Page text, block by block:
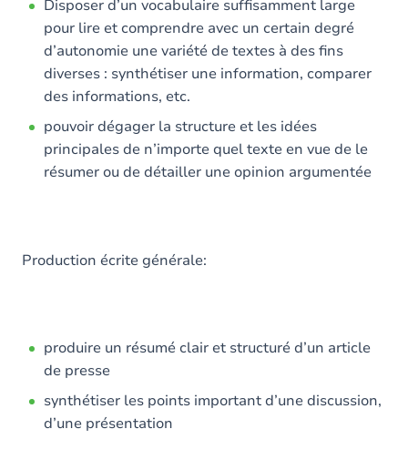
Disposer d’un vocabulaire suffisamment large
pour lire et comprendre avec un certain degré
d’autonomie une variété de textes à des fins
diverses : synthétiser une information, comparer
des informations, etc.
pouvoir dégager la structure et les idées
principales de n’importe quel texte en vue de le
résumer ou de détailler une opinion argumentée
Production écrite générale:
produire un résumé clair et structuré d’un article
de presse
synthétiser les points important d’une discussion,
d’une présentation